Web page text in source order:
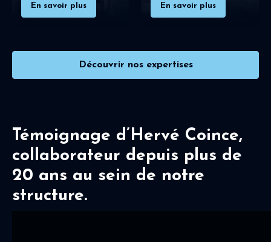
En savoir plus En savoir plus
Découvrir nos expertises
Témoignage d’Hervé Coince,
collaborateur depuis plus de
20 ans au sein de notre
structure.